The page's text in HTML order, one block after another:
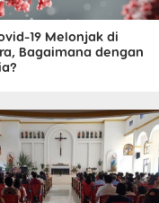
19 Melonjak di
Bagaimana dengan